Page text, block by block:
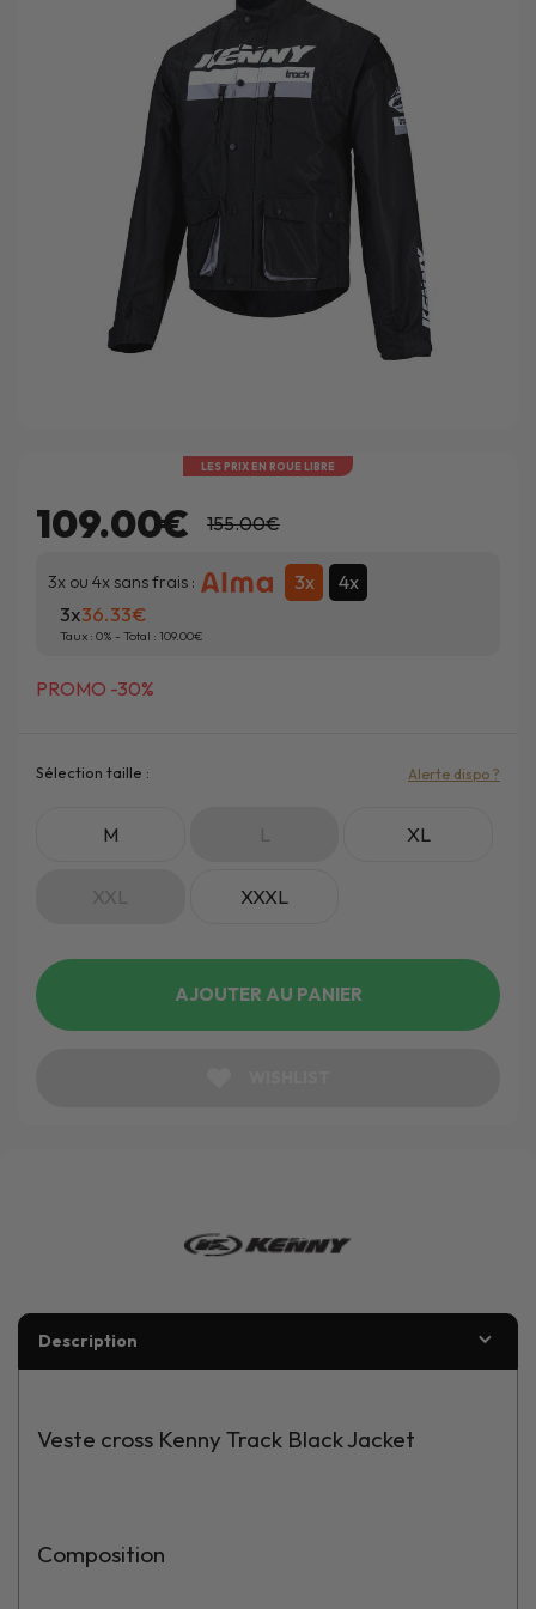
LES PRIX EN ROUE LIBRE
109.00€ 155.00€
PROMO -30%
3x ou 4x sans frais : 3x 4x
3x36.33
Taux : 0% - Total : 109.00
Sélection taille :
M L XL
XXL XXXL
Alerte dispo ?
AJOUTER AU PANIER
Description
Veste cross Kenny Track Black Jacket
Composition